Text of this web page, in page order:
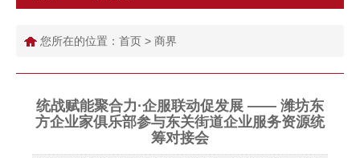
您所在的位置： 首页 > 商界
统战赋能聚合力·企服联动促发展 —— 潍坊东
方企业家俱乐部参与东关街道企业服务资源统
筹对接会